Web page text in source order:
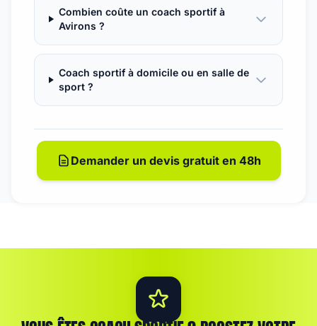
Combien coûte un coach sportif à
Avirons ?
Coach sportif à domicile ou en salle de
sport ?
Demander un devis gratuit en 48h